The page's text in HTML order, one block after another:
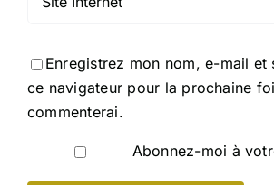
Enregistrez mon nom, e-mail et
ce navigateur pour la prochaine
commenterai.
Abonnez-moi à